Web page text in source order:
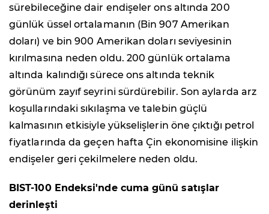
sürebileceğine dair endişeler ons altında 200
günlük üssel ortalamanın (Bin 907 Amerikan
doları) ve bin 900 Amerikan doları seviyesinin
kırılmasına neden oldu. 200 günlük ortalama
altında kalındığı sürece ons altında teknik
görünüm zayıf seyrini sürdürebilir. Son aylarda arz
koşullarındaki sıkılaşma ve talebin güçlü
kalmasının etkisiyle yükselişlerin öne çıktığı petrol
fiyatlarında da geçen hafta Çin ekonomisine ilişkin
endişeler geri çekilmelere neden oldu.
BIST-100 Endeksi'nde cuma günü satışlar
derinleşti